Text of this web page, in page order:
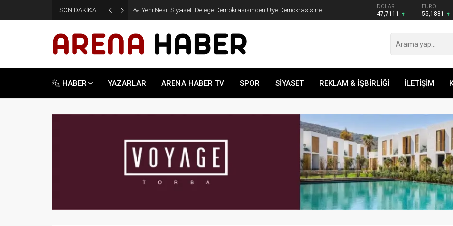
SON DAKİKA Yeni Nesil Siyaset: Delege Demokrasisinden Üye Demokrasisine DOLAR
47,7111
EURO
55,1881
HABER YAZARLAR ARENA HABER TV SPOR SİYASET REKLAM & İŞBİRLİĞİ İLETİŞİM